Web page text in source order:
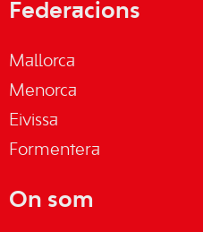
Federacions
Mallorca
Menorca
Eivissa
Formentera
On som